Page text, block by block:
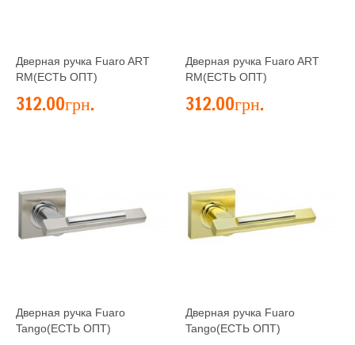
Дверная ручка Fuaro ART
RM(ЕСТЬ ОПТ)
312.00грн.
Дверная ручка Fuaro ART
RM(ЕСТЬ ОПТ)
312.00грн.
Дверная ручка Fuaro
Tango(ЕСТЬ ОПТ)
Дверная ручка Fuaro
Tango(ЕСТЬ ОПТ)